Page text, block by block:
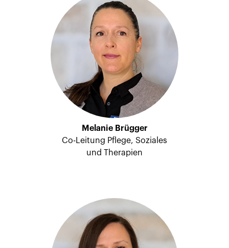
Melanie Brügger
Co-Leitung Pflege, Soziales
und Therapien